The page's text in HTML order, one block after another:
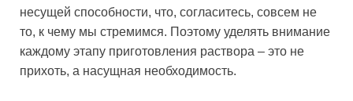
несущей способности, что, согласитесь, совсем не
то, к чему мы стремимся. Поэтому уделять внимание
каждому этапу приготовления раствора – это не
прихоть, а насущная необходимость.